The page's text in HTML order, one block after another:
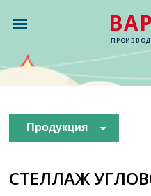
Продукция
СТЕЛЛАЖ